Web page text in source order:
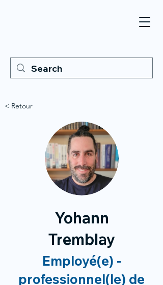
< Retour
Yohann
Tremblay
Employé(e) -
professionnel(le) de